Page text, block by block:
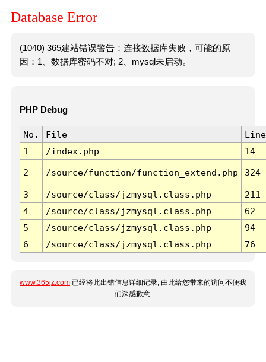
Database Error
(1040) 365建站错误警告：连接数据库失败，可能的原
因：1、数据库密码不对; 2、mysql未启动。
PHP Debug
No. File
Line
1
/index.php 14
2 /source/function/function_extend.php 324
3 /source/class/jzmysql.class.php
211
4
/source/class/jzmysql.class.php
62
5
/source/class/jzmysql.class.php
94
6
/source/class/jzmysql.class.php 76
www.365jz.com 已经将此出错信息详细记录, 由此给您带来的访问不便我
们深感歉意.